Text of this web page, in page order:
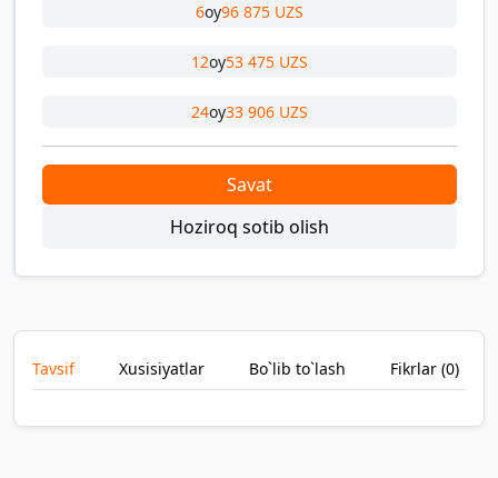
6oy96 875 UZS
12oy53 475 UZS
24oy33 906 UZS
Savat
Hoziroq sotib olish
Tavsif Xusisiyatlar Bo`lib to`lash Fikrlar (0)